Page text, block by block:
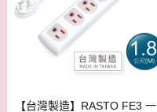
【台灣製造】RASTO FE3 一